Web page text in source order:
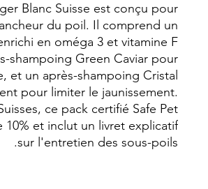
Blanc Suisse est conçu pour
du poil. Il comprend un
en oméga 3 et vitamine F
shampoing Green Caviar pour
et un après-shampoing Cristal
pour limiter le jaunissement.
ce pack certifié Safe Pet
et inclut un livret explicatif
sur l'entretien des sous-poils.